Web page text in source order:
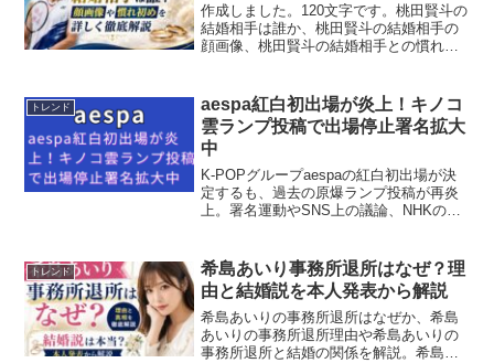
作成しました。120文字です。桃田賢斗の
結婚相手は誰か、桃田賢斗の結婚相手の
顔画像、桃田賢斗の結婚相手との慣れ初
の結婚相手との慣れ初めに加え、嫁の名
前や子供、福島由紀との噂も分かる範囲
で解説します。
トレンド
aespa紅白初出場が炎上！キノコ
雲ランプ投稿で出場停止署名拡大
中
K-POPグループaespaの紅白初出場が決
定するも、過去の原爆ランプ投稿が再炎
上。署名運動やSNS上の議論、NHKの対
トレンド
希島あいり事務所退所はなぜ？理
由と結婚説を本人発表から解説
希島あいりの事務所退所はなぜか、希島
あいりの事務所退所理由や希島あいりの
事務所退所と結婚の関係を解説。希島あ